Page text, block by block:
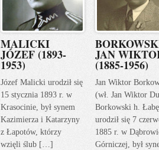
MALICKI
JÓZEF (1893-
1953)
Józef Malicki urodził się
15 stycznia 1893 r. w
Krasocinie, był synem
Kazimierza i Katarzyny
z Łapotów, którzy
wzięli ślub […]
JAN
(1885-1956)
Jan Wiktor
(wł. Jan Wiktor
Borkowski h.
urodził się 7
1885 r. w
Górniczej, był